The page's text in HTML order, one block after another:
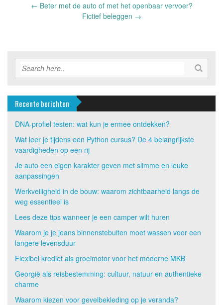
← Beter met de auto of met het openbaar vervoer?
Fictief beleggen →
Recente berichten
DNA-profiel testen: wat kun je ermee ontdekken?
Wat leer je tijdens een Python cursus? De 4 belangrijkste
vaardigheden op een rij
Je auto een eigen karakter geven met slimme en leuke
aanpassingen
Werkveiligheid in de bouw: waarom zichtbaarheid langs de
weg essentieel is
Lees deze tips wanneer je een camper wilt huren
Waarom je je jeans binnenstebuiten moet wassen voor een
langere levensduur
Flexibel krediet als groeimotor voor het moderne MKB
Georgië als reisbestemming: cultuur, natuur en authentieke
charme
Waarom kiezen voor gevelbekleding op je veranda?